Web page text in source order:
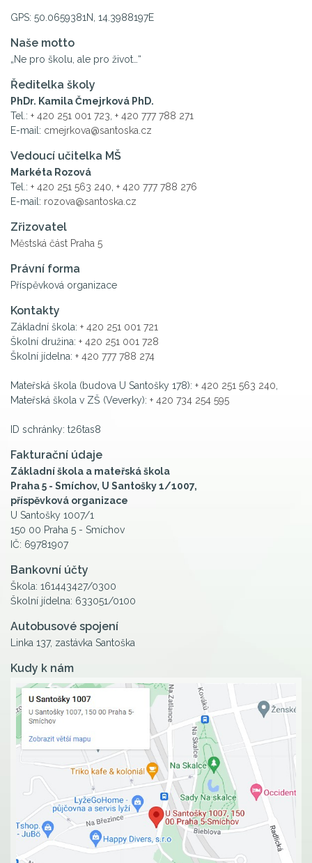
GPS: 50.0659381N, 14.3988197E
Naše motto
„Ne pro školu, ale pro život…“
Ředitelka školy
PhDr. Kamila Čmejrková PhD.
Tel.: + 420 251 001 723 + 420 777 788 271
E-mail: cmejrkova@santoska.cz
Vedoucí učitelka MŠ
Markéta Rozová
Tel.: + 420 251 563 240 + 420 777 788 276
E-mail: rozova@santoska.cz
Zřizovatel
Městská část Praha 5
Právní forma
Příspěvková organizace
Kontakty
Základní škola: + 420 251 001 721
Školní družina: + 420 251 001 728
Školní jídelna: + 420 777 788 274
Mateřská škola (budova U Santošky 178): + 420 251 563 240
Mateřská škola v ZŠ (Veverky): + 420 734 254 595
ID schránky: t26tas8
Fakturační údaje
Základní škola a mateřská škola
Praha 5 - Smíchov, U Santošky 1/1007,
příspěvková organizace
U Santošky 1007/1
150 00 Praha 5 - Smíchov
IČ: 69781907
Bankovní účty
Škola: 161443427/0300
Školní jídelna: 633051/0100
Autobusové spojení
Linka 137, zastávka Santoška
Kudy k nám